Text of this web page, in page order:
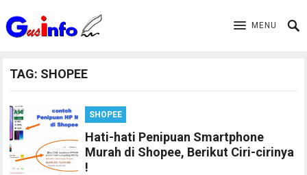
MENU
TAG: SHOPEE
SHOPEE
Hati-hati Penipuan Smartphone
Murah di Shopee, Berikut Ciri-cirinya
!